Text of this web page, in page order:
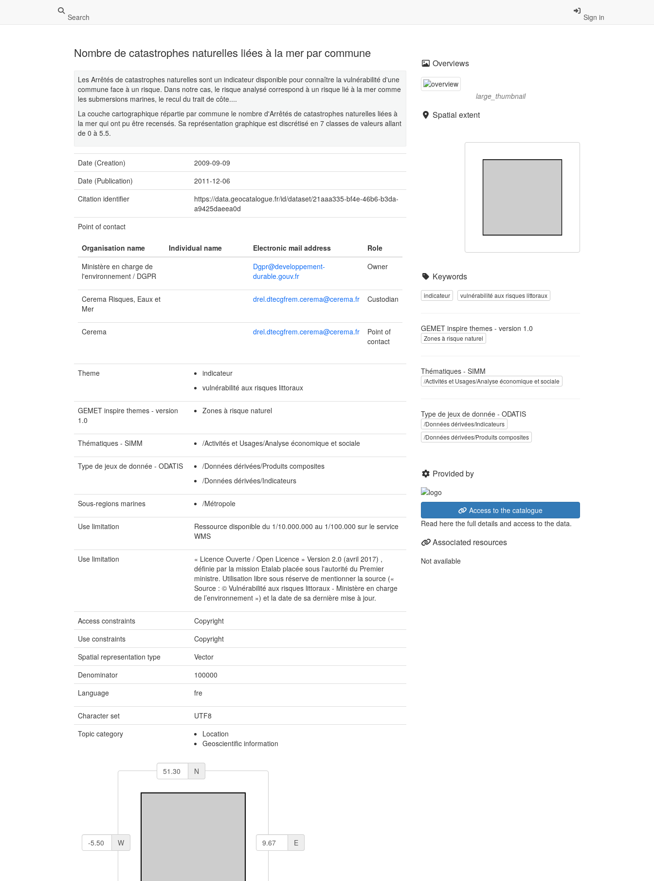
Search Sign in
Nombre de catastrophes naturelles liées à la mer par commune
Les Arrêtés de catastrophes naturelles sont un indicateur disponible pour connaître la vulnérabilité d'une
commune face à un risque. Dans notre cas, le risque analysé correspond à un risque lié à la mer comme
les submersions marines, le recul du trait de côte....
La couche cartographique répartie par commune le nombre d'Arrêtés de catastrophes naturelles liées à
la mer qui ont pu être recensés. Sa représentation graphique est discrétisé en 7 classes de valeurs allant
de 0 à 5.5.
Date (Creation)
2009-09-09
Date (Publication)
2011-12-06
Citation identifier
https://data.geocatalogue.fr/id/dataset/21aaa335-bf4e-46b6-b3da-
a9425daeea0d
Point of contact
Organisation name Individual name Electronic mail address
Role
Ministère en charge de
l'environnement / DGPR
Dgpr@developpement-
durable.gouv.fr
Owner
Cerema Risques, Eaux et
Mer
drel.dtecgfrem.cerema@cerema.fr Custodian
Cerema drel.dtecgfrem.cerema@cerema.fr
Point of
contact
Theme
indicateur
vulnérabilité aux risques littoraux
GEMET inspire themes - version
1.0
Zones à risque naturel
Thématiques - SIMM /Activités et Usages/Analyse économique et sociale
Type de jeux de donnée - ODATIS
/Données dérivées/Produits composites
/Données dérivées/Indicateurs
Sous-regions marines /Métropole
Use limitation
Ressource disponible du 1/10.000.000 au 1/100.000 sur le service
WMS
Use limitation
« Licence Ouverte / Open Licence » Version 2.0 (avril 2017) ,
définie par la mission Etalab placée sous l'autorité du Premier
ministre. Utilisation libre sous réserve de mentionner la source («
Source : © Vulnérabilité aux risques littoraux - Ministère en charge
de l’environnement ») et la date de sa dernière mise à jour.
Access constraints
Copyright
Use constraints
Copyright
Spatial representation type
Vector
Denominator
100000
Language
fre
Character set
UTF8
Topic category
Location
Geoscientific information
N
E
W
Overviews
large_thumbnail
Spatial extent
Keywords
indicateur vulnérabilité aux risques littoraux
GEMET inspire themes - version 1.0
Zones à risque naturel
Thématiques - SIMM
/Activités et Usages/Analyse économique et sociale
Type de jeux de donnée - ODATIS
/Données dérivées/Indicateurs
/Données dérivées/Produits composites
Provided by
Access to the catalogue
Read here the full details and access to the data.
Associated resources
Not available